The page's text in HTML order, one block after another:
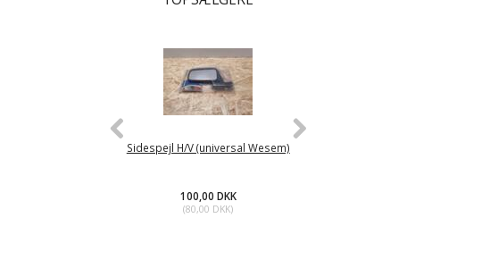
Sidespejl H/V (universal Wesem)
100,00 DKK
(80,00 DKK)